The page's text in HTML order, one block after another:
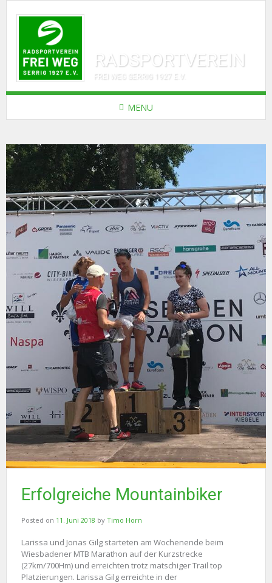
RADSPORTVEREIN
FREI WEG SERRIG 1927 E.V.
MENU
Erfolgreiche Mountainbiker
Posted on 11. Juni 2018 by Timo Horn
Larissa und Jonas Gilg starteten am Wochenende beim
Wiesbadener MTB Marathon auf der Kurzstrecke
(27km/700Hm) und erreichten trotz matschiger Trail top
Platzierungen. Larissa Gilg erreichte in der